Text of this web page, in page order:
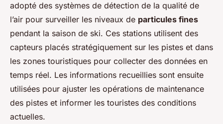
adopté des systèmes de détection de la qualité de
l’air pour surveiller les niveaux de particules fines
pendant la saison de ski. Ces stations utilisent des
capteurs placés stratégiquement sur les pistes et dans
les zones touristiques pour collecter des données en
temps réel. Les informations recueillies sont ensuite
utilisées pour ajuster les opérations de maintenance
des pistes et informer les touristes des conditions
actuelles.